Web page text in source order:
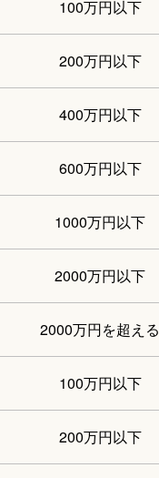
100万円以下
200万円以下
400万円以下
600万円以下
1000万円以下
2000万円以下
2000万円を超える
100万円以下
200万円以下